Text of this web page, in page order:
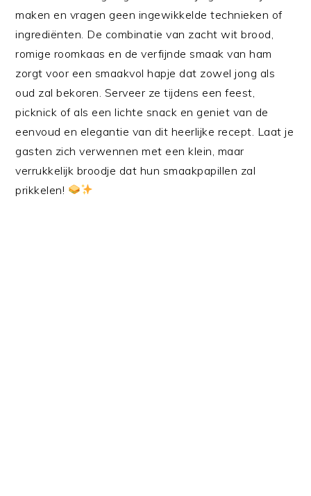
maken en vragen geen ingewikkelde technieken of
ingrediënten. De combinatie van zacht wit brood,
romige roomkaas en de verfijnde smaak van ham
zorgt voor een smaakvol hapje dat zowel jong als
oud zal bekoren. Serveer ze tijdens een feest,
picknick of als een lichte snack en geniet van de
eenvoud en elegantie van dit heerlijke recept. Laat je
gasten zich verwennen met een klein, maar
verrukkelijk broodje dat hun smaakpapillen zal
prikkelen!